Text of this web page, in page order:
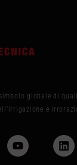
globale di
e